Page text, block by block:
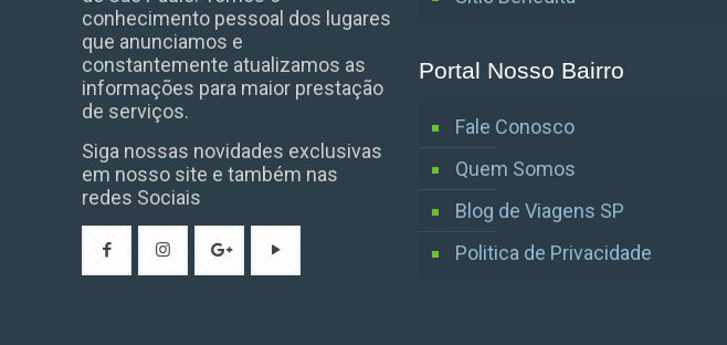
conhecimento pessoal dos lugares
que anunciamos e
constantemente atualizamos as
informações para maior prestação
de serviços.
Siga nossas novidades exclusivas
em nosso site e também nas
redes Sociais
Portal Nosso Bairro
Fale Conosco
Quem Somos
Blog de Viagens SP
Politica de Privacidade